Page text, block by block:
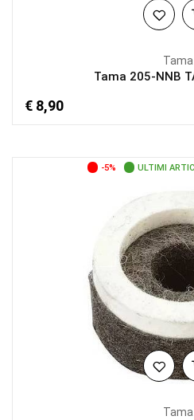
Tama
Tama 205-NNB
€ 8,90
-5% ULTIMI
Tama